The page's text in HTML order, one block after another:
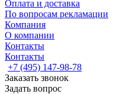
Оплата и доставка
По вопросам рекламации
Компания
О компании
Контакты
Контакты
+7 (495) 147-98-78
Заказать звонок
Задать вопрос